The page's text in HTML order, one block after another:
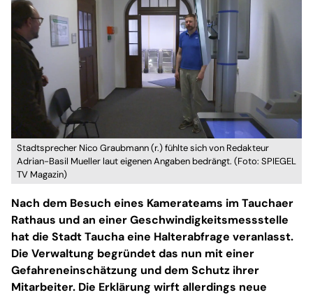
Stadtsprecher Nico Graubmann (r.) fühlte sich von Redakteur
Adrian-Basil Mueller laut eigenen Angaben bedrängt. (Foto: SPIEGEL
TV Magazin)
Nach dem Besuch eines Kamerateams im Tauchaer
Rathaus und an einer Geschwindigkeitsmessstelle
hat die Stadt Taucha eine Halterabfrage veranlasst.
Die Verwaltung begründet das nun mit einer
Gefahreneinschätzung und dem Schutz ihrer
Mitarbeiter. Die Erklärung wirft allerdings neue